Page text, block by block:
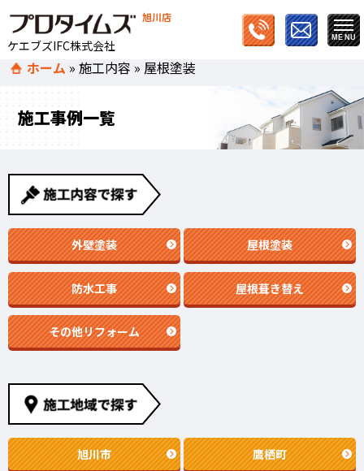
旭川店
ケエブズIFC株式会社
ホーム »施工内容 » 屋根塗装
施工事例一覧
外壁塗装 屋根塗装
防水工事 屋根葺き替え
その他リフォーム
旭川市 鷹栖町